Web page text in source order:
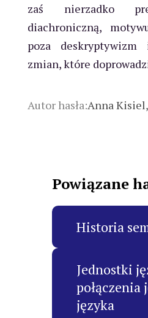
zaś nierzadko
diachroniczną,
poza
zmian, które
Autor hasła:Anna
Powiązane
Historia
Jednostki
połączenia
języka